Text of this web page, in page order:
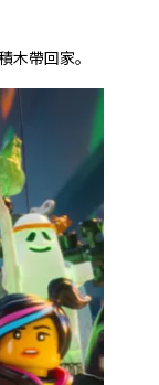
木帶回家。